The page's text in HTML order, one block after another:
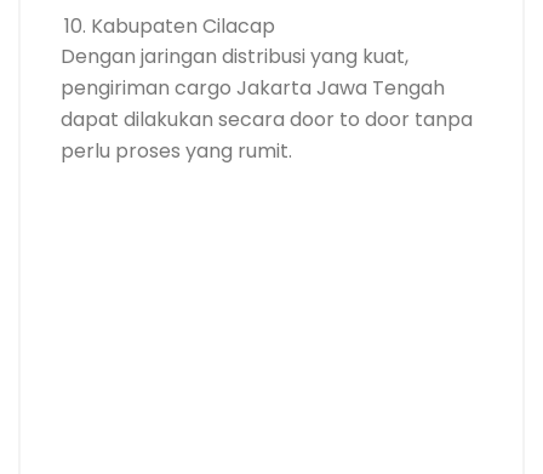
Kabupaten Cilacap
Dengan jaringan distribusi yang kuat,
pengiriman cargo Jakarta Jawa Tengah
dapat dilakukan secara door to door tanpa
perlu proses yang rumit.